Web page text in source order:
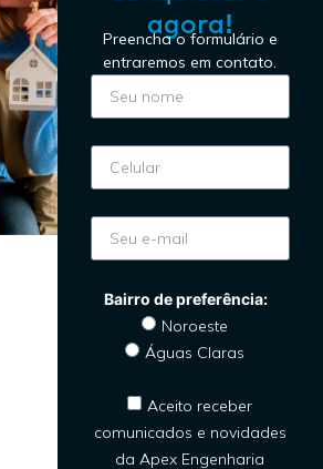
agora!
Preencha o formulário e
entraremos em contato.
Noroeste
Águas Claras
Aceito receber
comunicados e novidades
da Apex Engenharia